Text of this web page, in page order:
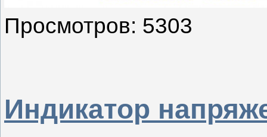
Просмотров: 5303
Индикатор